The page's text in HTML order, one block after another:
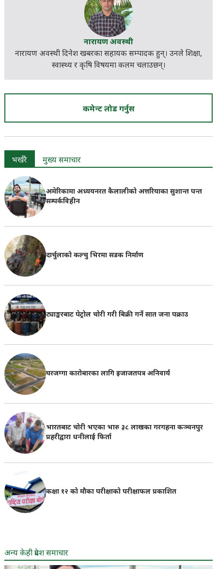
नारायण अवस्थी
नारायण अवस्थी दिनेश खबरका सहायक सम्पादक हुन्। उनले शिक्षा,
स्वास्थ्य र कृषि विषयमा कलम चलाउछन्।
कमेन्ट लोड गर्नुस
भर्खरै मुख्य समाचार
अमेरिकामा अध्ययनरत कैलालीको अत्तरियाका सुशान्त पन्त
सम्पर्कविहीन
दार्चुलाको कल्चु भिरमा सडक निर्माण
ट्याङ्करबाट पेट्रोल चोरी गरी बिक्री गर्ने सात जना पक्राउ
घरजग्गा कारोबारका लागि इजाजतपत्र अनिवार्य
भारतबाट चोरी भएका भारु ३८ लाखका गरगहना कञ्चनपुर
प्रहरीद्वारा धनीलाई फिर्ता
कक्षा १२ को मौका परीक्षाको परीक्षाफल प्रकाशित
अन्य केही प्रदेश समाचार